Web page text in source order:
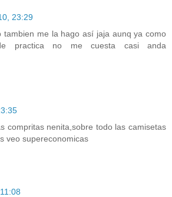
23:29
tambien me la hago así jaja aunq ya como
practica no me cuesta casi anda
compritas nenita,sobre todo las camisetas
veo supereconomicas